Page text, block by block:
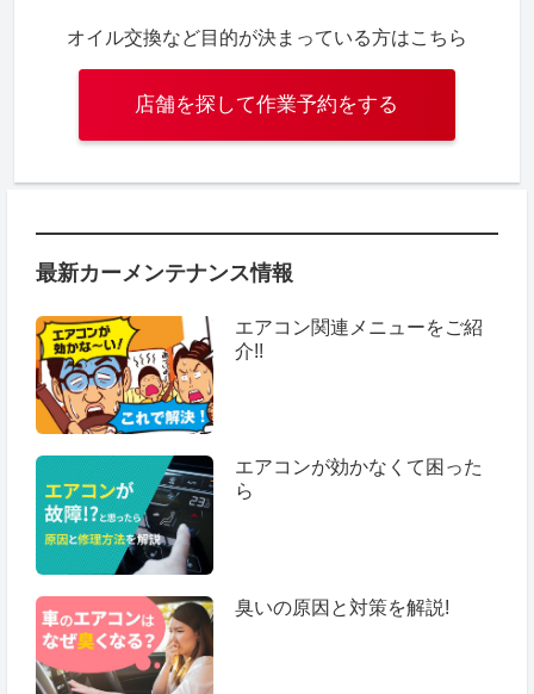
オイル交換など目的が決まっている方はこちら
店舗を探して作業予約をする
最新カーメンテナンス情報
エアコン関連メニューをご紹
介!!
エアコンが効かなくて困った
ら
臭いの原因と対策を解説!